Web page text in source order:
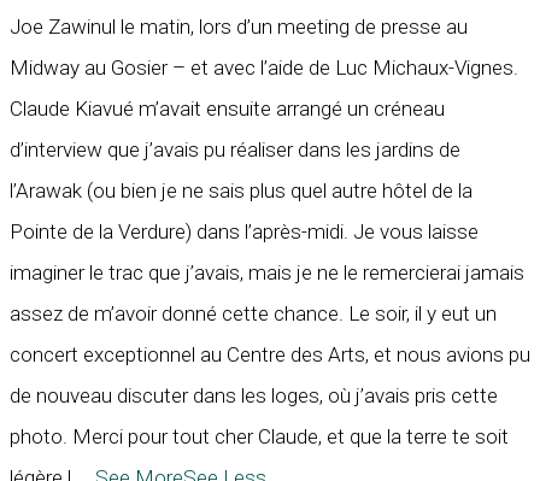
Joe Zawinul le matin, lors d’un meeting de presse au
Midway au Gosier – et avec l’aide de Luc Michaux-Vignes.
Claude Kiavué m’avait ensuite arrangé un créneau
d’interview que j’avais pu réaliser dans les jardins de
l’Arawak (ou bien je ne sais plus quel autre hôtel de la
Pointe de la Verdure) dans l’après-midi. Je vous laisse
imaginer le trac que j’avais, mais je ne le remercierai jamais
assez de m’avoir donné cette chance. Le soir, il y eut un
concert exceptionnel au Centre des Arts, et nous avions pu
de nouveau discuter dans les loges, où j’avais pris cette
photo. Merci pour tout cher Claude, et que la terre te soit